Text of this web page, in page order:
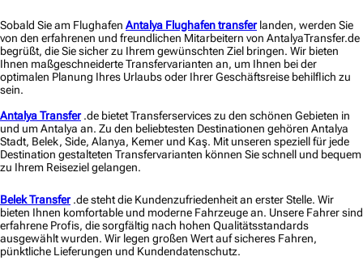
Sobald Sie am Flughafen Antalya Flughafen transferlanden, werden Sie
von den erfahrenen und freundlichen Mitarbeitern von AntalyaTransfer.de
begrüßt, die Sie sicher zu Ihrem gewünschten Ziel bringen. Wir bieten
Ihnen maßgeschneiderte Transfervarianten an, um Ihnen bei der
optimalen Planung Ihres Urlaubs oder Ihrer Geschäftsreise behilflich zu
sein.
Antalya Transfer.de bietet Transferservices zu den schönen Gebieten in
und um Antalya an. Zu den beliebtesten Destinationen gehören Antalya
Stadt, Belek, Side, Alanya, Kemer und Kaş. Mit unseren speziell für jede
Destination gestalteten Transfervarianten können Sie schnell und bequem
zu Ihrem Reiseziel gelangen.
Belek Transfer.de steht die Kundenzufriedenheit an erster Stelle. Wir
bieten Ihnen komfortable und moderne Fahrzeuge an. Unsere Fahrer sind
erfahrene Profis, die sorgfältig nach hohen Qualitätsstandards
ausgewählt wurden. Wir legen großen Wert auf sicheres Fahren,
pünktliche Lieferungen und Kundendatenschutz.